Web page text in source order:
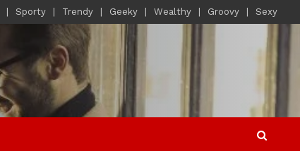
Sporty Trendy Geeky Wealthy Groovy Sexy